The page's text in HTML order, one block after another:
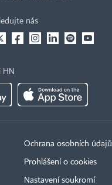
nás
HN
Ochrana osobních údajů
Prohlášení o cookies
Nastavení soukromí